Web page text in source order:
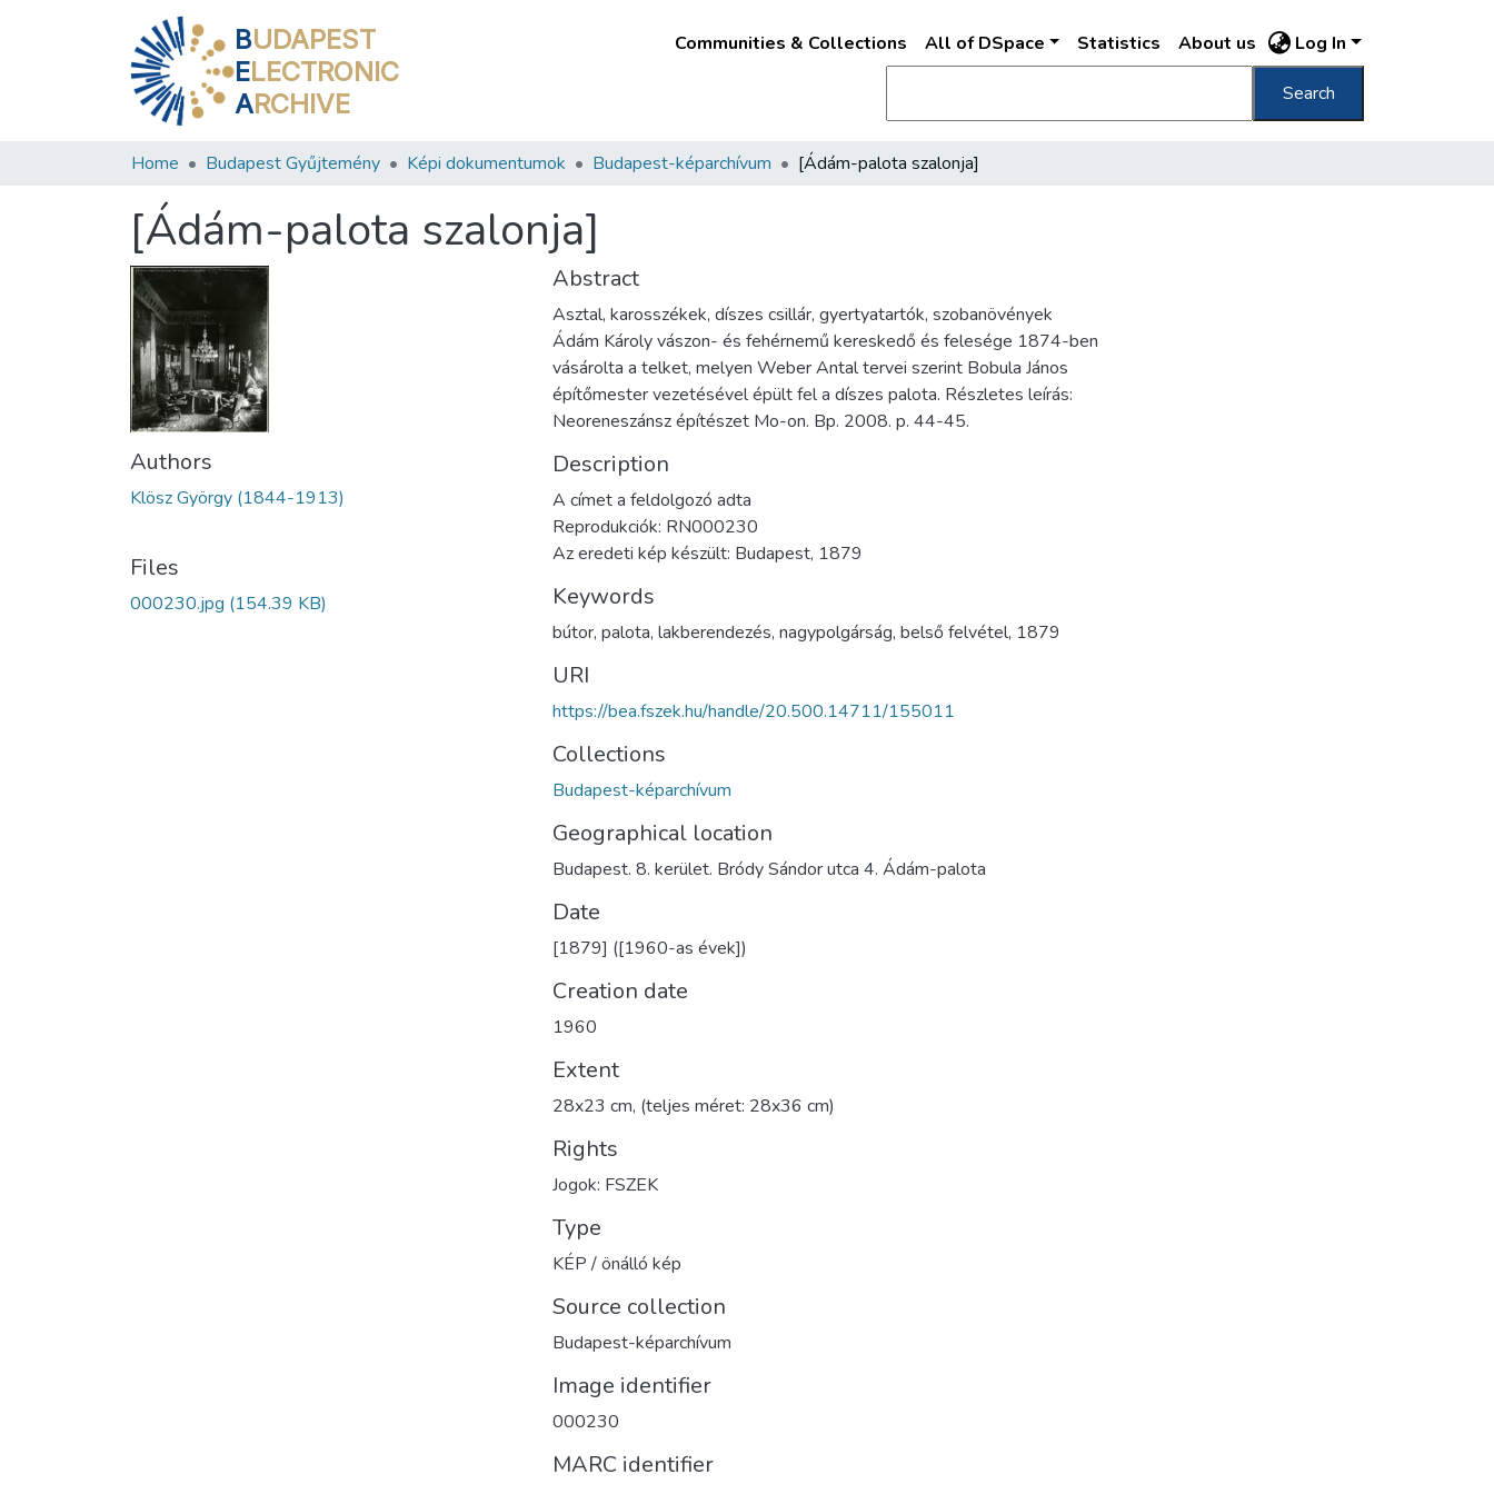
BUDAPEST
ELECTRONIC
ARCHIVE
Communities & Collections All of DSpace Statistics About us Log In
Search
Home Budapest Gyűjtemény Képi dokumentumok Budapest-képarchívum [Ádám-palota szalonja]
[Ádám-palota szalonja]
Authors
Klösz György (1844-1913)
Files
000230.jpg (154.39 KB)
Abstract
Asztal, karosszékek, díszes csillár, gyertyatartók, szobanövények
Ádám Károly vászon- és fehérnemű kereskedő és felesége 1874-ben
vásárolta a telket, melyen Weber Antal tervei szerint Bobula János
építőmester vezetésével épült fel a díszes palota. Részletes leírás:
Neoreneszánsz építészet Mo-on. Bp. 2008. p. 44-45.
Description
A címet a feldolgozó adta
Reprodukciók: RN000230
Az eredeti kép készült: Budapest, 1879
Keywords
bútor, palota, lakberendezés, nagypolgárság, belső felvétel, 1879
URI
https://bea.fszek.hu/handle/20.500.14711/155011
Collections
Budapest-képarchívum
Geographical location
Budapest. 8. kerület. Bródy Sándor utca 4. Ádám-palota
Date
[1879] ([1960-as évek])
Creation date
1960
Extent
28x23 cm, (teljes méret: 28x36 cm)
Rights
Jogok: FSZEK
Type
KÉP / önálló kép
Source collection
Budapest-képarchívum
Image identifier
000230
MARC identifier